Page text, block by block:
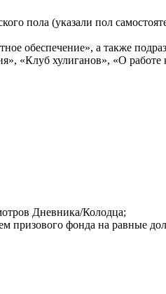
пола (указали пол
обеспечение», а также
«Клуб хулиганов», «O
Дневника/Колодца;
призового фонда на равные